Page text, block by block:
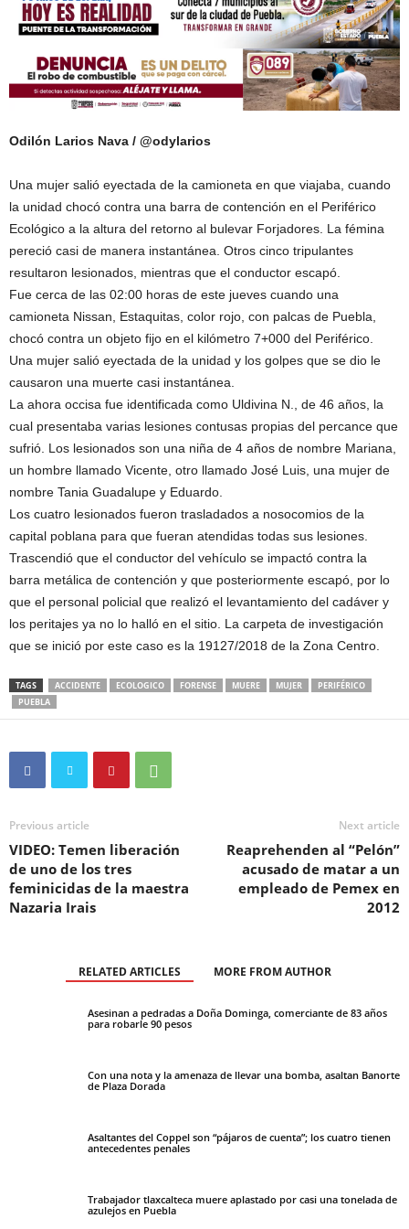
Odilón Larios Nava / @odylarios
Una mujer salió eyectada de la camioneta en que viajaba, cuando
la unidad chocó contra una barra de contención en el Periférico
Ecológico a la altura del retorno al bulevar Forjadores. La fémina
pereció casi de manera instantánea. Otros cinco tripulantes
resultaron lesionados, mientras que el conductor escapó.
Fue cerca de las 02:00 horas de este jueves cuando una
camioneta Nissan, Estaquitas, color rojo, con palcas de Puebla,
chocó contra un objeto fijo en el kilómetro 7+000 del Periférico.
Una mujer salió eyectada de la unidad y los golpes que se dio le
causaron una muerte casi instantánea.
La ahora occisa fue identificada como Uldivina N., de 46 años, la
cual presentaba varias lesiones contusas propias del percance que
sufrió. Los lesionados son una niña de 4 años de nombre Mariana,
un hombre llamado Vicente, otro llamado José Luis, una mujer de
nombre Tania Guadalupe y Eduardo.
Los cuatro lesionados fueron trasladados a nosocomios de la
capital poblana para que fueran atendidas todas sus lesiones.
Trascendió que el conductor del vehículo se impactó contra la
barra metálica de contención y que posteriormente escapó, por lo
que el personal policial que realizó el levantamiento del cadáver y
los peritajes ya no lo halló en el sitio. La carpeta de investigación
que se inició por este caso es la 19127/2018 de la Zona Centro.
TAGS ACCIDENTE ECOLOGICO FORENSE MUERE MUJER
PERIFÉRICO
PUEBLA
Previous article
VIDEO: Temen liberación
de uno de los tres
feminicidas de la maestra
Nazaria Irais
Next article
Reaprehenden al “Pelón”
acusado de matar a un
empleado de Pemex en
2012
RELATED ARTICLES MORE FROM AUTHOR
Asesinan a pedradas a Doña Dominga, comerciante de 83 años
para robarle 90 pesos
Con una nota y la amenaza de llevar una bomba, asaltan Banorte
de Plaza Dorada
Asaltantes del Coppel son “pájaros de cuenta”; los cuatro tienen
antecedentes penales
Trabajador tlaxcalteca muere aplastado por casi una tonelada de
azulejos en Puebla